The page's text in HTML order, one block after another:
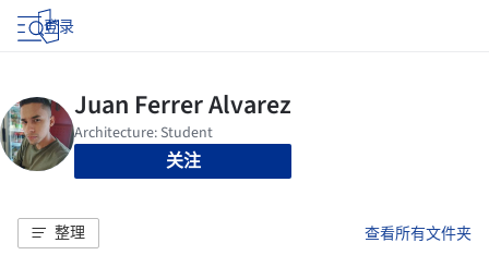
登录
关注
整理 查看所有文件夹